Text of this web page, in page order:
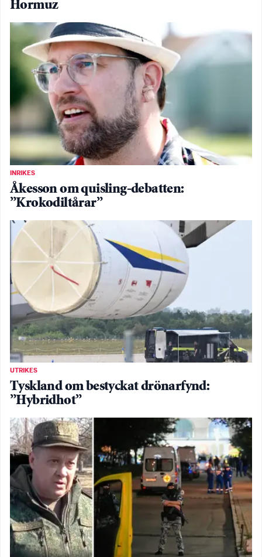
Hormuz
INRIKES
Åkesson om quisling-debatten:
”Krokodiltårar”
UTRIKES
Tyskland om bestyckat drönarfynd:
”Hybridhot”